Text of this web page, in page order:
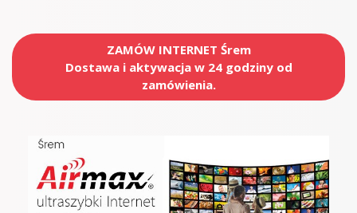
ZAMÓW INTERNET Śrem
Dostawa i aktywacja w 24 godziny od
zamówienia.